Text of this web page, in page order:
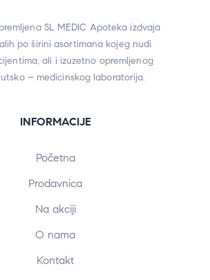
SL MEDIC Apoteka izdvaja
po širini asortimana kojeg nudi
ali i izuzetno opremljenog
– medicinskog laboratorija.
INFORMACIJE
Početna
Prodavnica
Na akciji
O nama
Kontakt